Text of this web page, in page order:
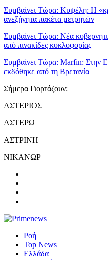
Συμβαίνει Τώρα: Κυψέλη: Η
ανεξήγητα πακέτα μετρητών
Συμβαίνει Τώρα: Νέα
από πινακίδες κυκλοφορίας
Συμβαίνει Τώρα: Marfin: Στην
εκδόθηκε από τη Βρετανία
Σήμερα Γιορτάζουν:
ΑΣΤΕΡΙΟΣ
ΑΣΤΕΡΩ
ΑΣΤΡΙΝΗ
ΝΙΚΑΝΩΡ
Ροή
Top News
Ελλάδα